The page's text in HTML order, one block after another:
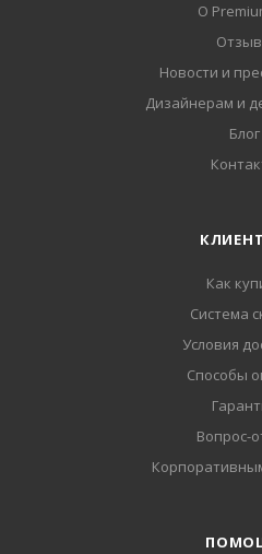
О
Новости и
Дизайнерам и
Блог
Как
Система
Условия
Способы
Вопрос-